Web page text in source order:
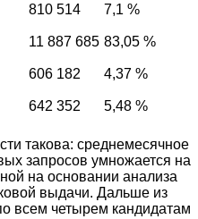
810 514
7,1 %
11 887 685 83,05 %
606 182
4,37 %
642 352 5,48 %
такова: среднемесячное
запросов умножается на
на основании анализа
выдачи. Дальше из
всем четырем кандидатам